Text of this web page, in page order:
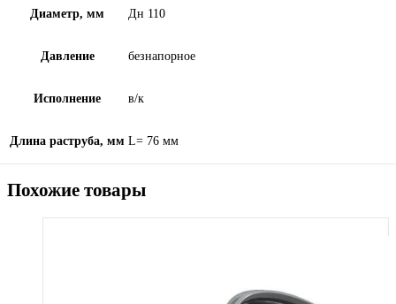
Диаметр, мм Дн 110
Давление безнапорное
Исполнение в/к
Длина раструба, мм L= 76 мм
Похожие товары